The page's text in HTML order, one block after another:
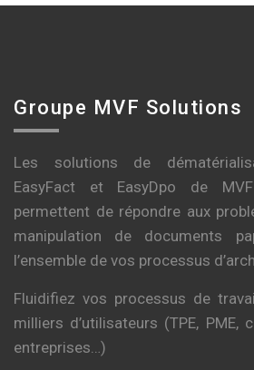
Groupe MVF Solutions
Les solutions de
EasyFact et EasyDpo de
permettent de répondre aux
manipulation de documents
l’ensemble de vos processus
Fluidifiez vos processus de
milliers d’utilisateurs (TPE, PME,
entreprises…)